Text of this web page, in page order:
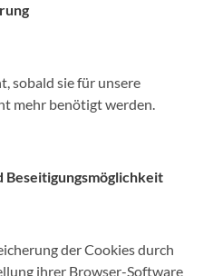
sobald sie für unsere
mehr benötigt werden.
der Cookies durch
ihrer Browser-Software